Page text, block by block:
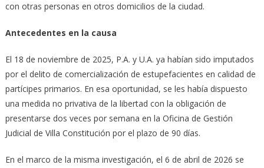
con otras personas en otros domicilios de la ciudad.
Antecedentes en la causa
El 18 de noviembre de 2025, P.A. y U.A. ya habían sido imputados
por el delito de comercialización de estupefacientes en calidad de
partícipes primarios. En esa oportunidad, se les había dispuesto
una medida no privativa de la libertad con la obligación de
presentarse dos veces por semana en la Oficina de Gestión
Judicial de Villa Constitución por el plazo de 90 días.
En el marco de la misma investigación, el 6 de abril de 2026 se